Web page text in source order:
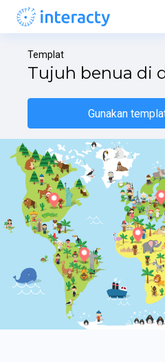
Templat
Tujuh benua di
Gunakan